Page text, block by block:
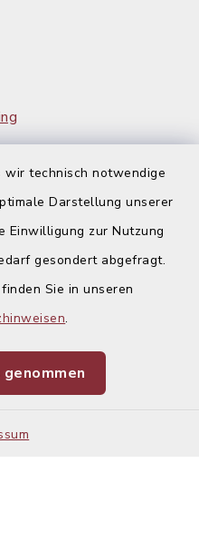
technisch notwendige
Darstellung unserer
Einwilligung zur Nutzung
gesondert abgefragt.
Sie in unseren
.